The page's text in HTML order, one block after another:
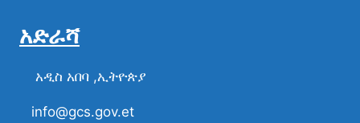
አድራሻ
አዲስ አበባ ,ኢትዮጵያ
info@gcs.gov.et